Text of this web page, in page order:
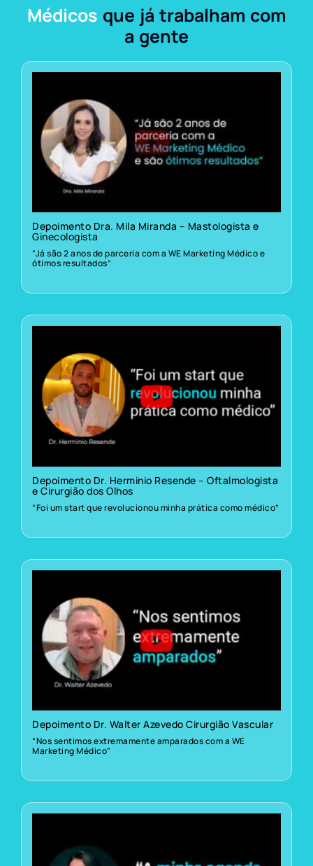
Médicos que já trabalham com
a gente
Depoimento Dra. Mila Miranda – Mastologista e
Ginecologista
“Já são 2 anos de parceria com a WE Marketing Médico e
ótimos resultados”
Depoimento Dr. Herminio Resende – Oftalmologista
e Cirurgião dos Olhos
“Foi um start que revolucionou minha prática como médico”
Depoimento Dr. Walter Azevedo Cirurgião Vascular
“Nos sentimos extremamente amparados com a WE
Marketing Médico”